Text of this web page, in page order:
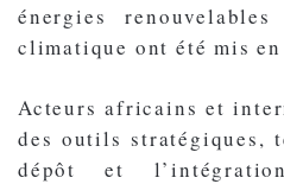
énergies
climatique ont été mis en
Acteurs africains et
des outils stratégiques,
dépôt et